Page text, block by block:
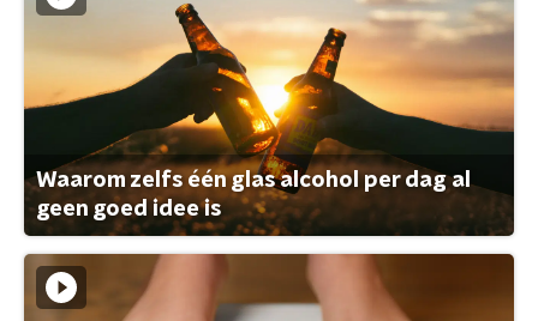
Waarom zelfs één glas alcohol per dag al
geen goed idee is